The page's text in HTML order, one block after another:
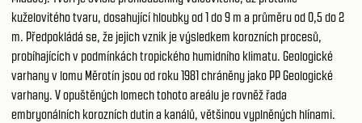
kuželovitého tvaru, dosahující hloubky od 1 do 9 m a průměru od 0,5 do 2
m. Předpokládá se, že jejich vznik je výsledkem korozních procesů,
probíhajících v podmínkách tropického humidního klimatu. Geologické
varhany v lomu Měrotín jsou od roku 1981 chráněny jako PP Geologické
varhany. V opuštěných lomech tohoto areálu je rovněž řada
embryonálních korozních dutin a kanálů, většinou vyplněných hlínami.